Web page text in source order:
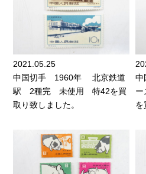
2021.05.25
中国切手 1960年 北京鉄道
駅 2種完 未使用 特42を買
取り致しました。
を